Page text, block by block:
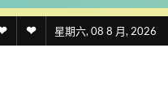
星期六, 08 8 月, 2026
聯 官